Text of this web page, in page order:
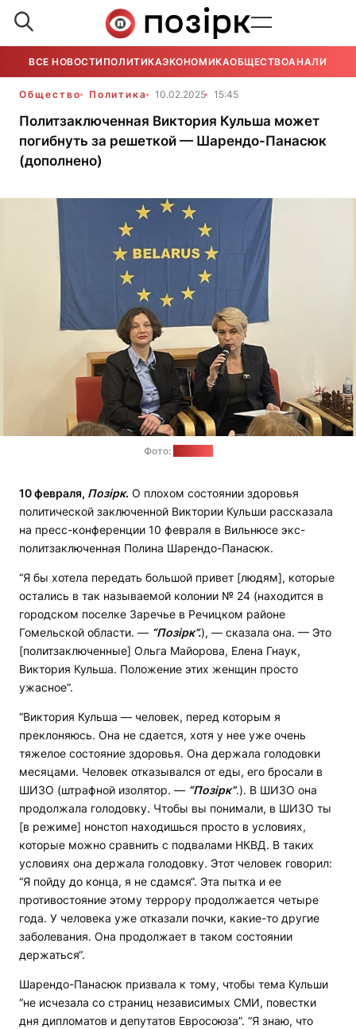
ВСЕ НОВОСТИ ПОЛИТИКАЭКОНОМИКАОБЩЕСТВОАНАЛИТИКА
Общество Политика 10.02.2025 15:45
Политзаключенная Виктория Кульша может
погибнуть за решеткой — Шарендо-Панасюк
(дополнено)
Фото:
10 февраля, Позірк. О плохом состоянии здоровья
политической заключенной Виктории Кульши рассказала
на пресс-конференции 10 февраля в Вильнюсе экс-
политзаключенная Полина Шарендо-Панасюк.
“Я бы хотела передать большой привет [людям], которые
остались в так называемой колонии № 24 (находится в
городском поселке Заречье в Речицком районе
Гомельской области. — “Позірк”.), — сказала она. — Это
[политзаключенные] Ольга Майорова, Елена Гнаук,
Виктория Кульша. Положение этих женщин просто
ужасное“.
“Виктория Кульша — человек, перед которым я
преклоняюсь. Она не сдается, хотя у нее уже очень
тяжелое состояние здоровья. Она держала голодовки
месяцами. Человек отказывался от еды, его бросали в
ШИЗО (штрафной изолятор. — “Позірк”.). В ШИЗО она
продолжала голодовку. Чтобы вы понимали, в ШИЗО ты
[в режиме] нонстоп находишься просто в условиях,
которые можно сравнить с подвалами НКВД. В таких
условиях она держала голодовку. Этот человек говорил:
“Я пойду до конца, я не сдамся“. Эта пытка и ее
противостояние этому террору продолжается четыре
года. У человека уже отказали почки, какие-то другие
заболевания. Она продолжает в таком состоянии
держаться“.
Шарендо-Панасюк призвала к тому, чтобы тема Кульши
“не исчезала со страниц независимых СМИ, повестки
дня дипломатов и депутатов Евросоюза”. “Я знаю, что